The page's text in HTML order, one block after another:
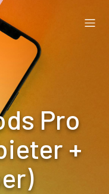
Pro
+